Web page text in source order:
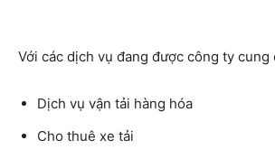
Với các dịch vụ đang được công ty cung
Dịch vụ vận tải hàng hóa
Cho thuê xe tải